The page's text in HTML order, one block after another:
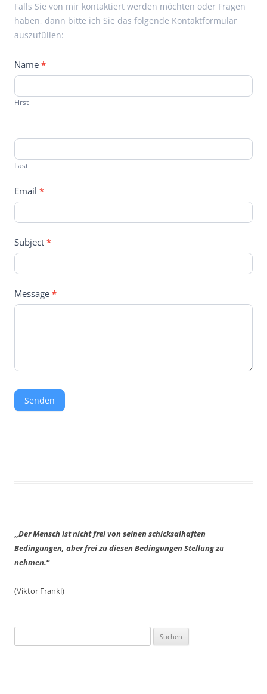
Falls Sie von mir kontaktiert werden möchten oder Fragen
haben, dann bitte ich Sie das folgende Kontaktformular
auszufüllen:
Name *
First
Last
Email *
Subject *
Message *
Senden
„Der Mensch ist nicht freivon seinen schicksalhaften
Bedingungen, aber frei zu diesen BedingungenStellung zu
nehmen.“
(Viktor Frankl)